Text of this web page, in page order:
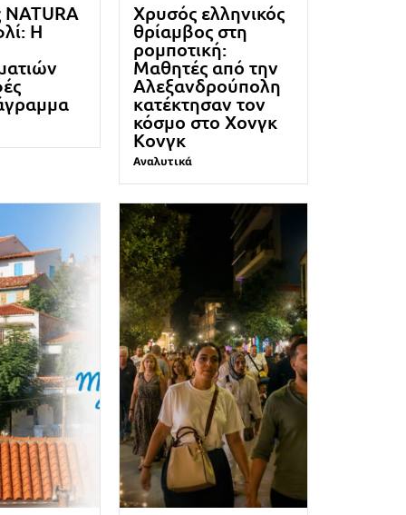
NATURA
Η
Χρυσός ελληνικός
θρίαμβος στη
ρομποτική:
Μαθητές από την
Αλεξανδρούπολη
κατέκτησαν τον
κόσμο στο Χονγκ
Κονγκ
Αναλυτικά